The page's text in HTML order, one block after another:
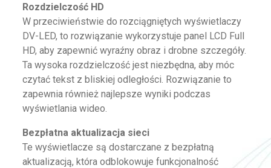
Rozdzielczość HD
W przeciwieństwie do rozciągniętych wyświetlaczy
DV-LED, to rozwiązanie wykorzystuje panel LCD Full
HD, aby zapewnić wyraźny obraz i drobne szczegóły.
Ta wysoka rozdzielczość jest niezbędna, aby móc
czytać tekst z bliskiej odległości. Rozwiązanie to
zapewnia również najlepsze wyniki podczas
wyświetlania wideo.
Bezpłatna aktualizacja sieci
Te wyświetlacze są dostarczane z bezpłatną
aktualizacją, która odblokowuje funkcjonalność